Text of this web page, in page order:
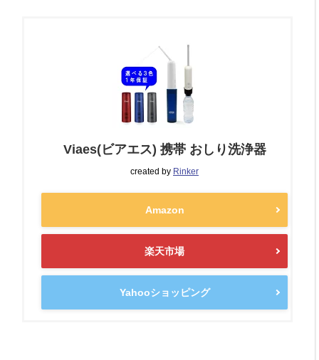
Viaes(ビアエス) 携帯 おしり洗浄器
created by Rinker
Amazon
楽天市場
Yahooショッピング